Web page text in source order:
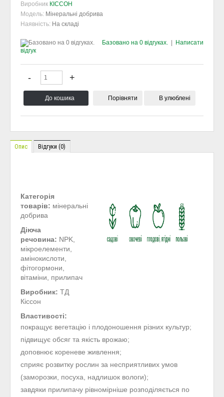
Виробник КІССОН
Модель: Мінеральні добрива
Наявність: На складі
Базовано на 0 відгуках.
Написати
відгук
Порівняти В улюблені
Опис Відгуки (0)
Категорія
товарів: мінеральні
добрива
Діюча
речовина: NPK,
мікроелементи,
амінокислоти,
фітогормони,
вітаміни, прилипач
Виробник: ТД
Кіссон
Властивості:
покращує вегетацію і плодоношення різних культур;
підвищує обсяг та якість врожаю;
доповнює кореневе живлення;
сприяє розвитку рослин за несприятливих умов
(заморозки, посуха, надлишок вологи);
завдяки прилипачу рівномірніше розподіляється по